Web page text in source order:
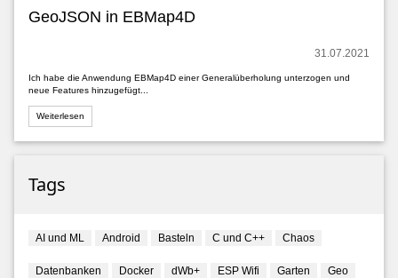
GeoJSON in EBMap4D
31.07.2021
Ich habe die Anwendung EBMap4D einer Generalüberholung unterzogen und
neue Features hinzugefügt...
Weiterlesen
Tags
AI und ML Android Basteln C und C++ Chaos
Datenbanken Docker dWb+ ESP Wifi Garten Geo